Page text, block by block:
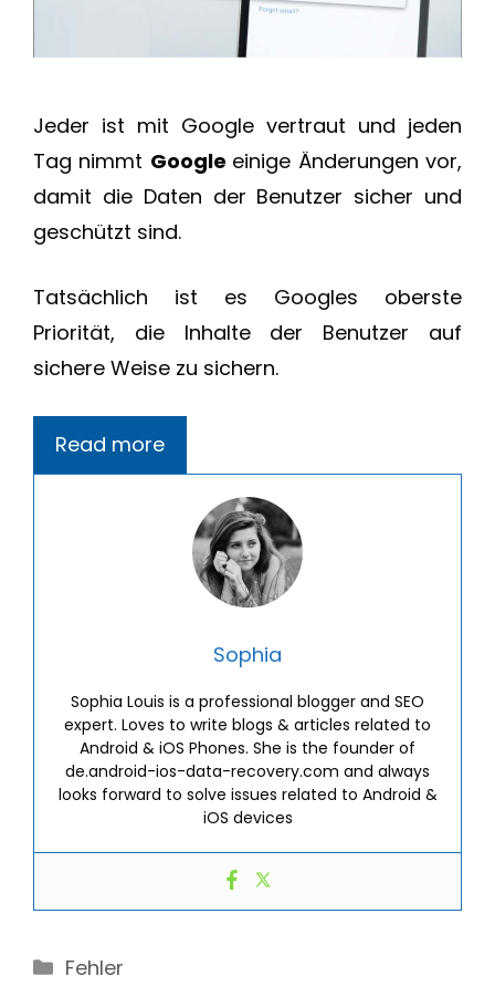
Jeder ist mit Google vertraut und jeden
Tag nimmt Google einige Änderungen vor,
damit die Daten der Benutzer sicher und
geschützt sind.
Tatsächlich ist es Googles oberste
Priorität, die Inhalte der Benutzer auf
sichere Weise zu sichern.
Read more
Sophia
Sophia Louis is a professional blogger and SEO
expert. Loves to write blogs & articles related to
Android & iOS Phones. She is the founder of
de.android-ios-data-recovery.com and always
looks forward to solve issues related to Android &
iOS devices
Categories
Fehler